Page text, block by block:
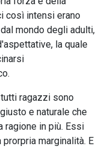
così intensi erano
mondo degli adulti,
la quale
ragazzi sono
e naturale che
ragione in più. Essi
marginalità. E